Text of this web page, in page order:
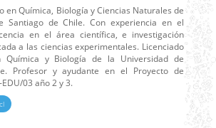
en Química, Biología y Ciencias Naturales de
Santiago de Chile. Con experiencia en el
en el área científica, e investigación
a las ciencias experimentales. Licenciado
Química y Biología de la Universidad de
Profesor y ayudante en el Proyecto de
03 año 2 y 3.